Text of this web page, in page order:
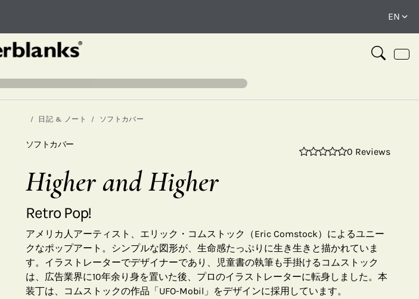
日記 & ノート ソフトカバー
ソフトカバー
0 Reviews
Higher and Higher
Retro Pop!
アメリカ人アーティスト、エリック・コムストック（Eric Comstock）によるユニー
クなポップアート。シンプルな図形が、生命感たっぷりに生き生きと描かれていま
す。イラストレーターでデザイナーであり、児童書の執筆も手掛けるコムストック
は、広告業界に10年余り身を置いた後、プロのイラストレーターに転身しました。本
装丁は、コムストックの作品「UFO-Mobil」をデザインに採用しています。